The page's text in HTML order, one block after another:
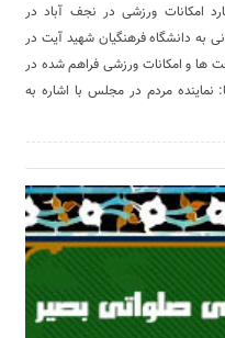
ماندن ۵ میلیارد امکانات ورزشی در نجف آباد در
دانشگاه فرهنگیان شهید آیت در
ها و امکانات ورزشی فراهم شده در
نماینده مردم در مجلس با اشاره به